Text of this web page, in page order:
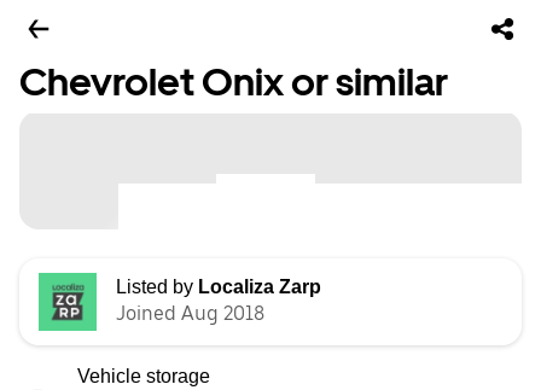
Chevrolet Onix or similar
Listed by Localiza Zarp
Joined Aug 2018
Vehicle storage